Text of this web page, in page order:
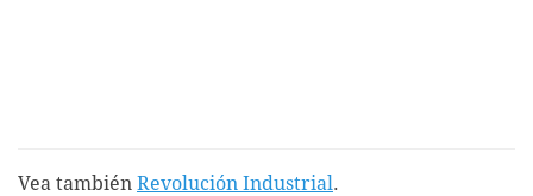
Vea también Revolución Industrial.